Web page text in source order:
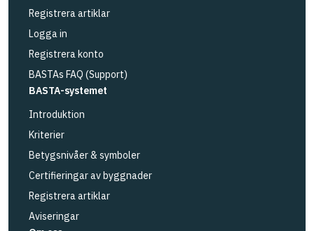
Registrera artiklar
Logga in
Registrera konto
BASTAs FAQ (Support)
BASTA-systemet
Introduktion
Kriterier
Betygsnivåer & symboler
Certifieringar av byggnader
Registrera artiklar
Aviseringar